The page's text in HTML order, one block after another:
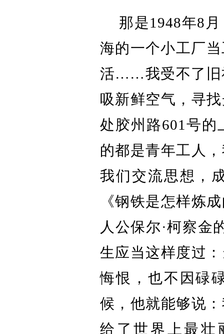
那是1948年8
海的一个小工厂
活……我受不了旧
吸新鲜空气，寻
处胶州路601号
的都是青年工人
我们交流思想，
《钢铁是怎样炼
人公保尔·柯察金
生应当这样度过
悔恨，也不因碌
候，他就能够说
给了世界上最